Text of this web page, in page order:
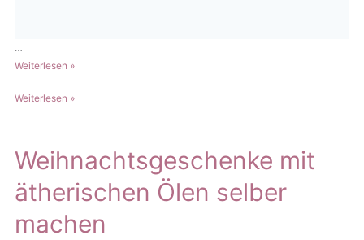
…
Geschenke
Mama:
Ideen,
die
ihr
Weiterlesen »
Geschenke
10
liebevolle
Ideen,
die
ihr
Weiterlesen »
Weihnachtsgeschenke mit
ätherischen Ölen selber
machen